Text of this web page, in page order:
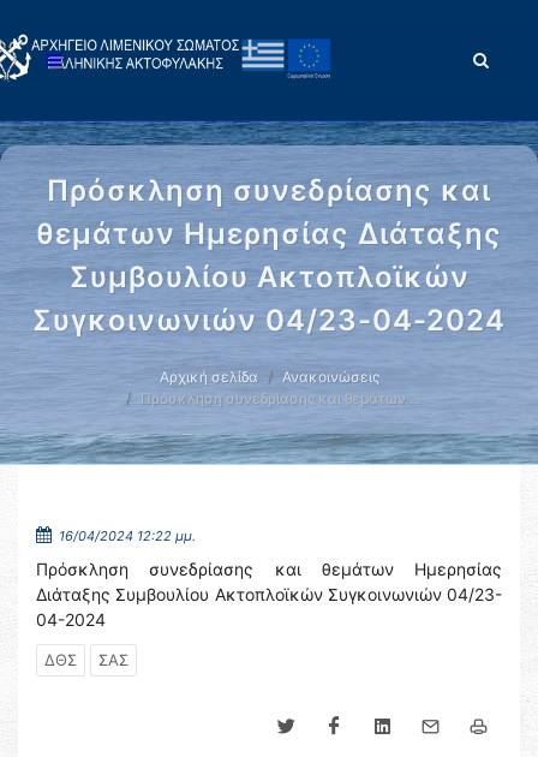
Πρόσκληση συνεδρίασης και
θεμάτων Ημερησίας Διάταξης
Συμβουλίου Ακτοπλοϊκών
Συγκοινωνιών 04/23-04-2024
Αρχική σελίδα
Ανακοινώσεις
Πρόσκληση συνεδρίασης και θεμάτων …
16/04/2024 12:22 μμ.
Πρόσκληση συνεδρίασης και θεμάτων Ημερησίας
Διάταξης Συμβουλίου Ακτοπλοϊκών Συγκοινωνιών 04/23-
04-2024
ΔΘΣ ΣΑΣ